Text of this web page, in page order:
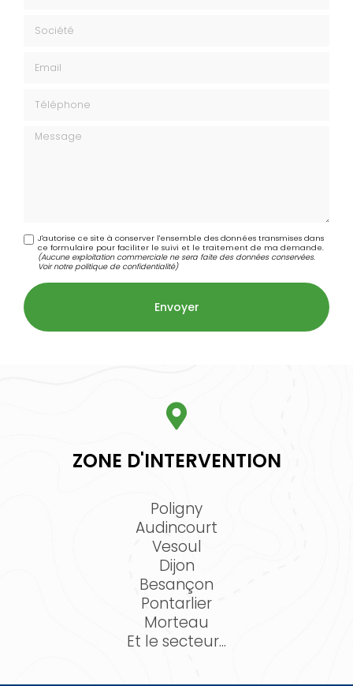
Message
J'autorise ce site à conserver l'ensemble des données transmises dans
ce formulaire pour faciliter le suivi et le traitement de ma demande.
(Aucune exploitation commerciale ne sera faite des données conservées.
Voir notrepolitique de confidentialité)
ZONE D'INTERVENTION
Poligny
Audincourt
Vesoul
Dijon
Besançon
Pontarlier
Morteau
Et le secteur...